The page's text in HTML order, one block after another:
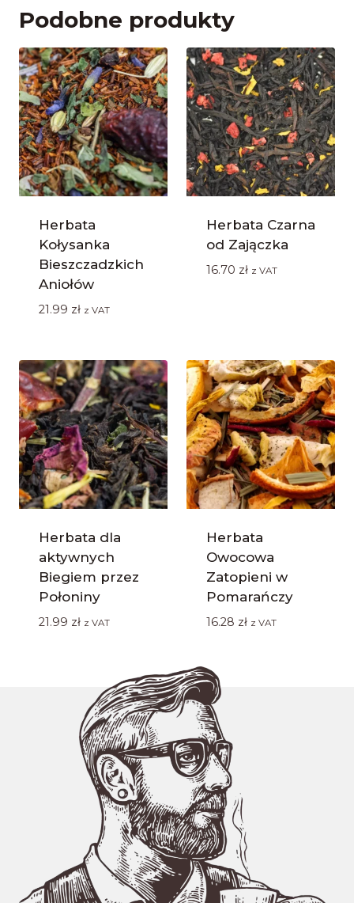
Podobne produkty
Herbata
Kołysanka
Bieszczadzkich
Aniołów
21.99 zł z VAT
Herbata Czarna
od Zajączka
16.70 zł z VAT
Herbata dla
aktywnych
Biegiem przez
Połoniny
21.99 zł z VAT
Herbata
Owocowa
Zatopieni w
Pomarańczy
16.28 zł z VAT